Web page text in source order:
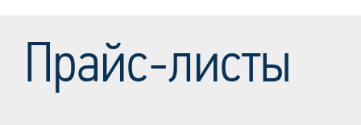
Прайс-листы